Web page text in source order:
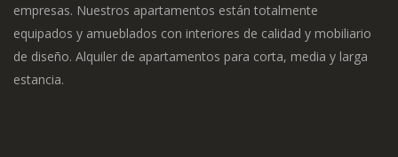
empresas. Nuestros apartamentos están totalmente
equipados y amueblados con interiores de calidad y mobiliario
de diseño. Alquiler de apartamentos para corta, media y larga
estancia.